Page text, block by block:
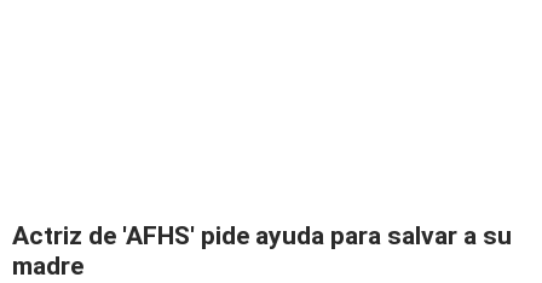
Actriz de 'AFHS' pide ayuda para salvar a su
madre